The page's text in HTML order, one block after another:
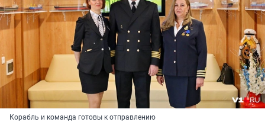
Корабль и команда готовы к отправлению